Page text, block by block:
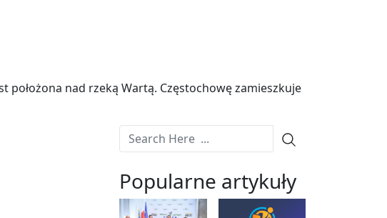
położona nad rzeką Wartą. Częstochowę zamieszkuje
Popularne artykuły